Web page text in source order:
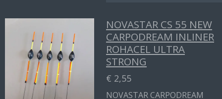
NOVASTAR CS 55 NEW
CARPODREAM INLINER
ROHACEL ULTRA
STRONG
€ 2,55
NOVASTAR CARPODREAM